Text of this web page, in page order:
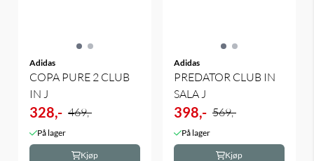
Adidas
COPA PURE 2 CLUB
IN J
328,- 469,-
På lager
Kjøp
Adidas
PREDATOR CLUB IN
SALA J
398,- 569,-
På lager
Kjøp